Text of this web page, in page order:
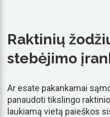
Raktinių
stebėjimo
Ar esate pakankamai
panaudoti tikslingo
laukiamą vietą paieškos